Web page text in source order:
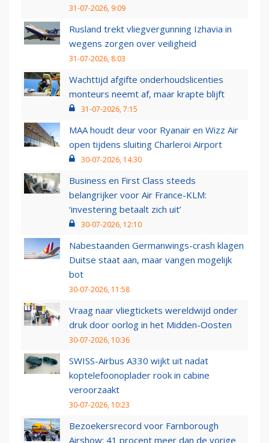
31-07-2026, 9:09
Rusland trekt vliegvergunning Izhavia in
wegens zorgen over veiligheid
31-07-2026, 8:03
Wachttijd afgifte onderhoudslicenties
monteurs neemt af, maar krapte blijft
31-07-2026, 7:15
MAA houdt deur voor Ryanair en Wizz Air
open tijdens sluiting Charleroi Airport
30-07-2026, 14:30
Business en First Class steeds
belangrijker voor Air France-KLM:
‘investering betaalt zich uit’
30-07-2026, 12:10
Nabestaanden Germanwings-crash klagen
Duitse staat aan, maar vangen mogelijk
bot
30-07-2026, 11:58
Vraag naar vliegtickets wereldwijd onder
druk door oorlog in het Midden-Oosten
30-07-2026, 10:36
SWISS-Airbus A330 wijkt uit nadat
koptelefoonoplader rook in cabine
veroorzaakt
30-07-2026, 10:23
Bezoekersrecord voor Farnborough
Airshow: 41 procent meer dan de vorige